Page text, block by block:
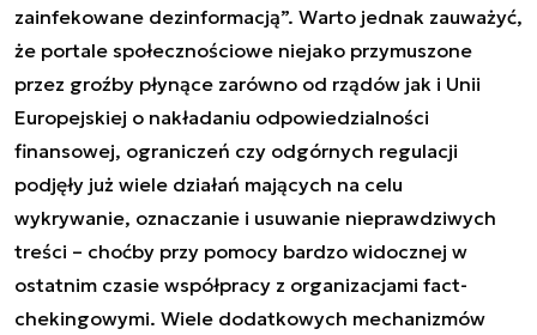
zainfekowane dezinformacją”. Warto jednak zauważyć,
że portale społecznościowe niejako przymuszone
przez groźby płynące zarówno od rządów jak i Unii
Europejskiej o nakładaniu odpowiedzialności
finansowej, ograniczeń czy odgórnych regulacji
podjęły już wiele działań mających na celu
wykrywanie, oznaczanie i usuwanie nieprawdziwych
treści – choćby przy pomocy bardzo widocznej w
ostatnim czasie współpracy z organizacjami fact-
chekingowymi. Wiele dodatkowych mechanizmów